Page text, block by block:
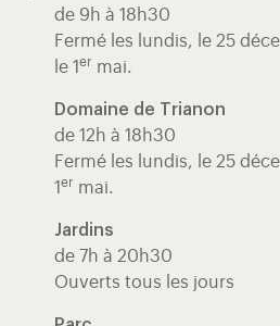
de 9h à 18h30
Fermé les lundis, le 25
le 1 er mai.
Domaine de Trianon
de 12h à 18h30
Fermé les lundis, le 25
1 er mai.
Jardins
de 7h à 20h30
Ouverts tous les jours